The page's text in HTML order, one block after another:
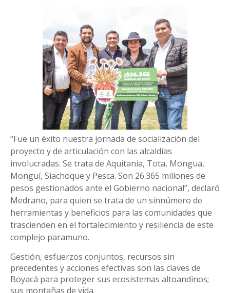
“Fue un éxito nuestra jornada de socialización del
proyecto y de articulación con las alcaldías
involucradas. Se trata de Aquitania, Tota, Mongua,
Monguí, Siachoque y Pesca. Son 26.365 millones de
pesos gestionados ante el Gobierno nacional”, declaró
Medrano, para quien se trata de un sinnúmero de
herramientas y beneficios para las comunidades que
trascienden en el fortalecimiento y resiliencia de este
complejo paramuno.
Gestión, esfuerzos conjuntos, recursos sin
precedentes y acciones efectivas son las claves de
Boyacá para proteger sus ecosistemas altoandinos;
sus montañas de vida.